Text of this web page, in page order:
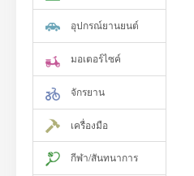
อุปกรณ์ยานยนต์
มอเตอร์ไซค์
จักรยาน
เครื่องมือ
กีฬา/สันทนาการ